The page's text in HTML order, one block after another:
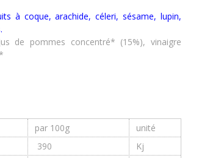
à coque, arachide, céleri, sésame, lupin,
de pommes concentré* (15%), vinaigre
par 100g
unité
390
Kj